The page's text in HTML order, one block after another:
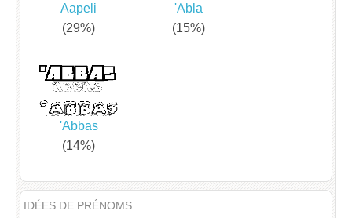
Aapeli
(29%)
'Abla
(15%)
'Abbas
(14%)
IDÉES DE PRÉNOMS